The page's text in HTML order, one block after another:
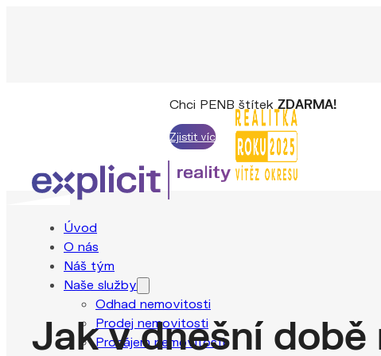
Chci PENB štítek ZDARMA!
Zjistit víc
Úvod
O nás
Náš tým
Naše služby
Odhad nemovitosti
Prodej nemovitosti
Pronájem nemovitosti
Jak v dnešní